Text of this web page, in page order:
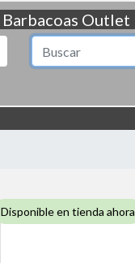
Barbacoas Outlet
Disponible en tienda ahora